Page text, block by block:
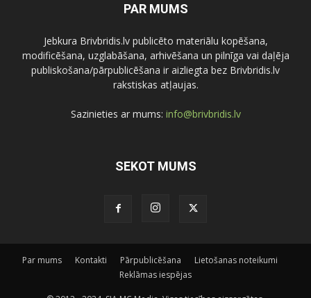
PAR MUMS
Jebkura Brivbridis.lv publicēto materiālu kopēšana,
modificēšana, uzglabāšana, arhivēšana un pilnīga vai daļēja
publiskošana/pārpublicēšana ir aizliegta bez Brivbridis.lv
rakstiskas atļaujas.
Sazinieties ar mums: info@brivbridis.lv
SEKOT MUMS
Par mums Kontakti Pārpublicēšana
Lietošanas noteikumi
Reklāmas iespējas